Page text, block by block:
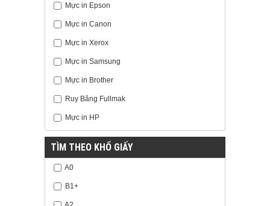
Mực in Epson
Mực in Canon
Mực in Xerox
Mực in Samsung
Mực in Brother
Ruy Băng Fullmak
Mực in HP
TÌM THEO KHỔ GIẤY
A0
B1+